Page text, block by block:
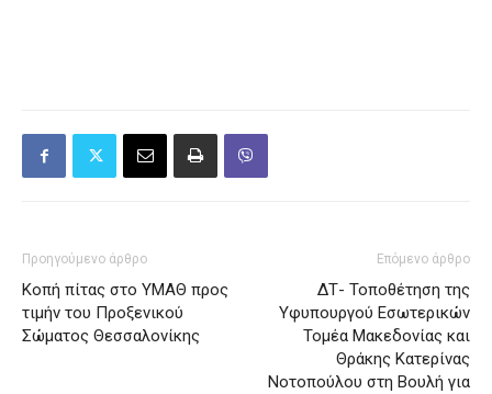
Προηγούμενο άρθρο
Κοπή πίτας στο ΥΜΑΘ προς
τιμήν του Προξενικού
Σώματος Θεσσαλονίκης
Επόμενο άρθρο
ΔΤ- Τοποθέτηση της
Υφυπουργού Εσωτερικών
Τομέα Μακεδονίας και
Θράκης Κατερίνας
Νοτοπούλου στη Βουλή για